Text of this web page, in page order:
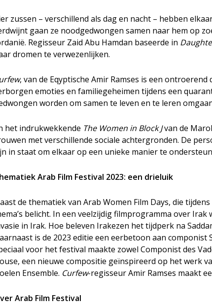
zussen – verschillend als dag en nacht – hebben
gaan ze noodgedwongen samen naar hem op
Regisseur Zaid Abu Hamdan baseerde in
dromen te verwezenlijken.
, van de Eqyptische Amir Ramses is een
emoties en familiegeheimen tijdens een
worden om samen te leven en te leren
het indrukwekkende The Women in Block Jvan de
met verschillende sociale achtergronden. De
in staat om elkaar op een unieke manier te
Arab Film Festival 2023: een drieluik
de thematiek van Arab Women Film Days, die
belicht. In een veelzijdig filmprogramma over
in Irak. Hoe beleven Irakezen het tijdperk na
is de 2023 editie een eerbetoon aan componist
voor het festival maakte zowel Componist des
een nieuwe compositie geïnspireerd op het werk
Ensemble. Curfew-regisseur Amir Ramses maakt
Arab Film Festival